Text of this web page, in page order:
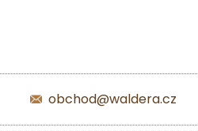
obchod@waldera.cz